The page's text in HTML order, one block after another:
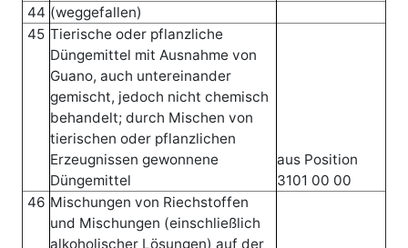
44 (weggefallen)
45 Tierische oder pflanzliche
Düngemittel mit Ausnahme von
Guano, auch untereinander
gemischt, jedoch nicht chemisch
behandelt; durch Mischen von
tierischen oder pflanzlichen
Erzeugnissen gewonnene
Düngemittel
aus Position
3101 00 00
46 Mischungen von Riechstoffen
und Mischungen (einschließlich
alkoholischer Lösungen) auf der